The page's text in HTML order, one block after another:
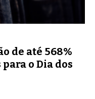
de até 568%
o Dia dos